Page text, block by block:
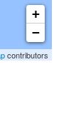
+
−
contributors